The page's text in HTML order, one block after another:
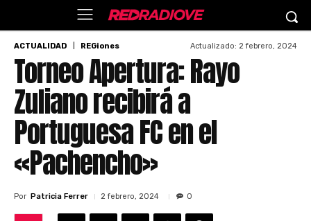
ACTUALIDAD REGiones Actualizado: 2 febrero, 2024
Torneo Apertura: Rayo
Zuliano recibirá a
Portuguesa FC en el
«Pachencho»
Por Patricia Ferrer 2 febrero, 2024 0